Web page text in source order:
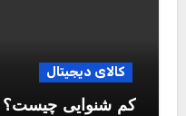
کالای دیجیتال
کم شنوایی چیست؟